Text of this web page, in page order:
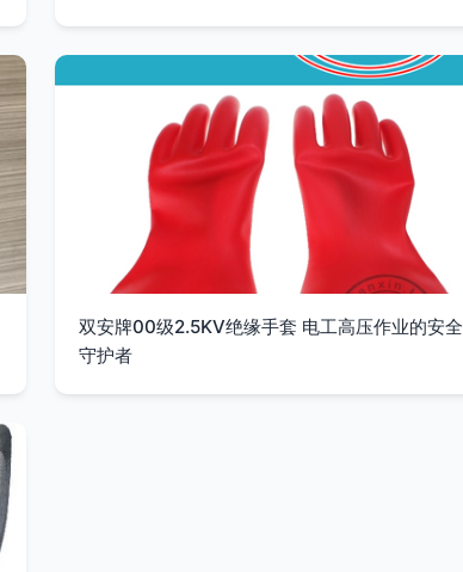
双安牌00级2.5KV绝缘手套 电工高压作业的安全
守护者